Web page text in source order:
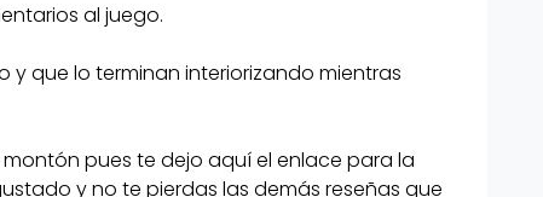
por si no lo
al juego.
y que lo terminan interiorizando mientras
pues te dejo aquí el enlace para la
y no te pierdas las demás reseñas que